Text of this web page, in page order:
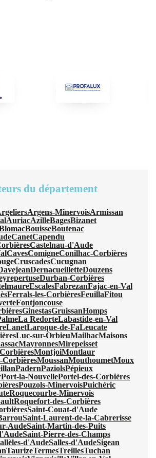
du département
Argens-MinervoisArmissan
AuriacAzilleBagesBizanet
BouisseBoutenac
CanetCapendu
Castelnau-d'Aude
CavesComigneConilhac-Corbières
CruscadesCucugnan
DernacueilletteDouzens
Durban-Corbières
EscalesFabrezanFajac-en-Val
Ferrals-les-CorbièresFeuillaFitou
Fontjoncouse
GinestasGruissanHomps
La RedorteLabastide-en-Val
LanetLaroque-de-FaLeucate
Luc-sur-OrbieuMailhacMaisons
MayronnesMirepeisset
MontjoiMontlaur
CorbièresMoussanMouthoumetMoux
PadernPaziolsPépieux
Port-la-NouvellePortel-des-Corbières
Pouzols-MinervoisPuichéric
Roquecourbe-Minervois
Roquefort-des-Corbières
Saint-Couat-d'Aude
Saint-Laurent-de-la-Cabrerisse
AudeSaint-Martin-des-Puits
Saint-Pierre-des-Champs
d'AudeSalles-d'AudeSigean
TaurizeTermesTreillesTuchan